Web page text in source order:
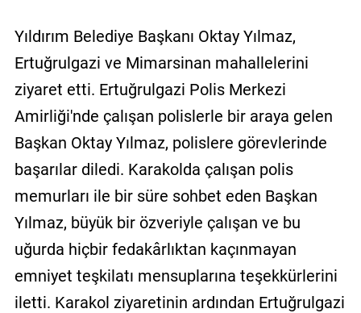
Kullanıcı
Sözleşmesi
Yıldırım Belediye Başkanı Oktay Yılmaz,
Ertuğrulgazi ve Mimarsinan mahallelerini
ziyaret etti. Ertuğrulgazi Polis Merkezi
Amirliği'nde çalışan polislerle bir araya gelen
Başkan Oktay Yılmaz, polislere görevlerinde
başarılar diledi. Karakolda çalışan polis
memurları ile bir süre sohbet eden Başkan
Yılmaz, büyük bir özveriyle çalışan ve bu
uğurda hiçbir fedakârlıktan kaçınmayan
emniyet teşkilatı mensuplarına teşekkürlerini
iletti. Karakol ziyaretinin ardından Ertuğrulgazi